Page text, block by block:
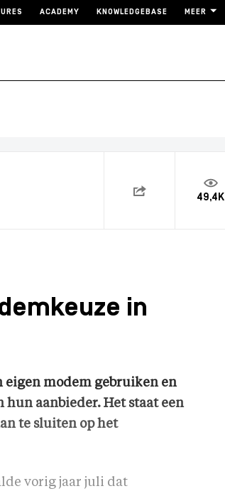
ACADEMY KNOWLEDGEBASE MEER
49,4K
in
modem gebruiken en
aanbieder. Het staat een
te sluiten op het
vorig jaar juli dat